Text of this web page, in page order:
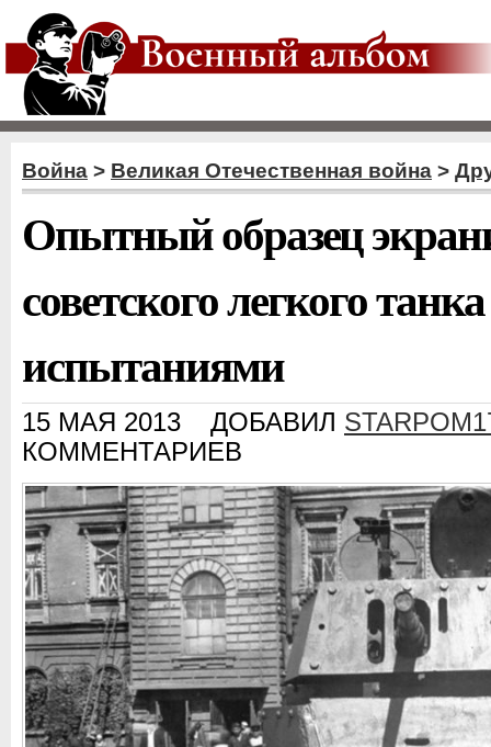
Война > Великая Отечественная война >
Опытный образец
советского легкого
испытаниями
15 МАЯ 2013 ДОБАВИЛ
КОММЕНТАРИЕВ